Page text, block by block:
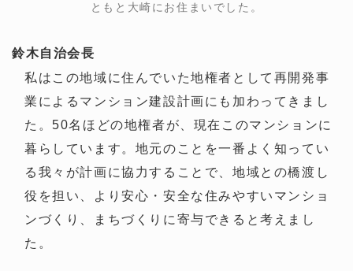
ともと大崎にお住まいでした。
鈴木自治会長
私はこの地域に住んでいた地権者として再開発事
業によるマンション建設計画にも加わってきまし
た。50名ほどの地権者が、現在このマンションに
暮らしています。地元のことを一番よく知ってい
る我々が計画に協力することで、地域との橋渡し
役を担い、より安心・安全な住みやすいマンショ
ンづくり、まちづくりに寄与できると考えまし
た。